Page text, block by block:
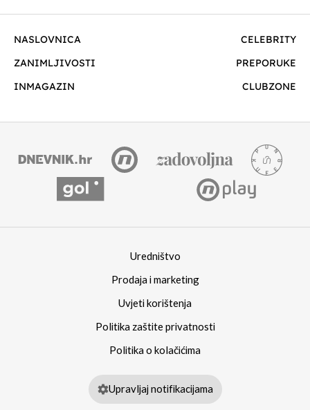
NASLOVNICA
CELEBRITY
ZANIMLJIVOSTI
PREPORUKE
INMAGAZIN
CLUBZONE
Uredništvo
Prodaja i marketing
Uvjeti korištenja
Politika zaštite privatnosti
Politika o kolačićima
Upravljaj notifikacijama